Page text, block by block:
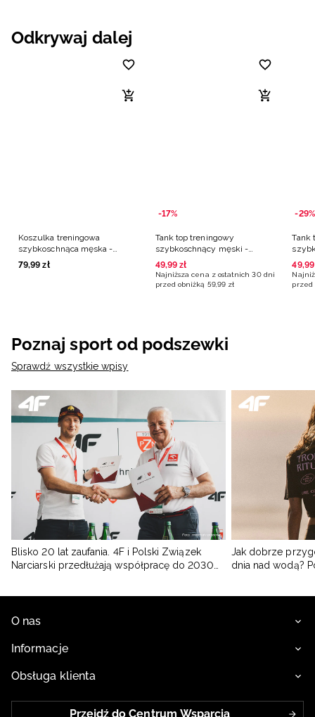
Odkrywaj dalej
Koszulka treningowa
szybkoschnąca męska -
czarna
79,99 zł
-17%
Tank top treningowy
szybkoschnący męski -
niebieski
49,99 zł
Najniższa cena z ostatnich 30 dni
przed obniżką 59,99 zł
-29%
Tank
49,99
przed
Poznaj sport od podszewki
Sprawdź wszystkie wpisy
Blisko 20 lat zaufania. 4F i Polski Związek
Narciarski przedłużają współpracę do 2030
Jak dobrze
dnia nad wodą?
O nas
Informacje
Obsługa klienta
Przejdź do Centrum Wsparcia